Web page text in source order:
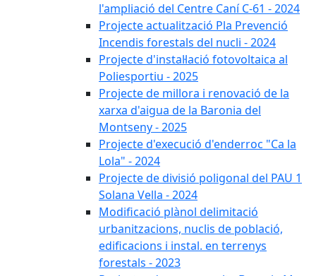
l'ampliació del Centre Caní C-61 - 2024
Projecte actualització Pla Prevenció
Incendis forestals del nucli - 2024
Projecte d'instal·lació fotovoltaica al
Poliesportiu - 2025
Projecte de millora i renovació de la
xarxa d'aigua de la Baronia del
Montseny - 2025
Projecte d'execució d'enderroc "Ca la
Lola" - 2024
Projecte de divisió poligonal del PAU 1
Solana Vella - 2024
Modificació plànol delimitació
urbanitzacions, nuclis de població,
edificacions i instal. en terrenys
forestals - 2023